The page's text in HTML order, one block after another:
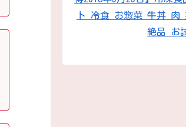
ト 冷食 お惣菜 牛丼 肉
絶品 お